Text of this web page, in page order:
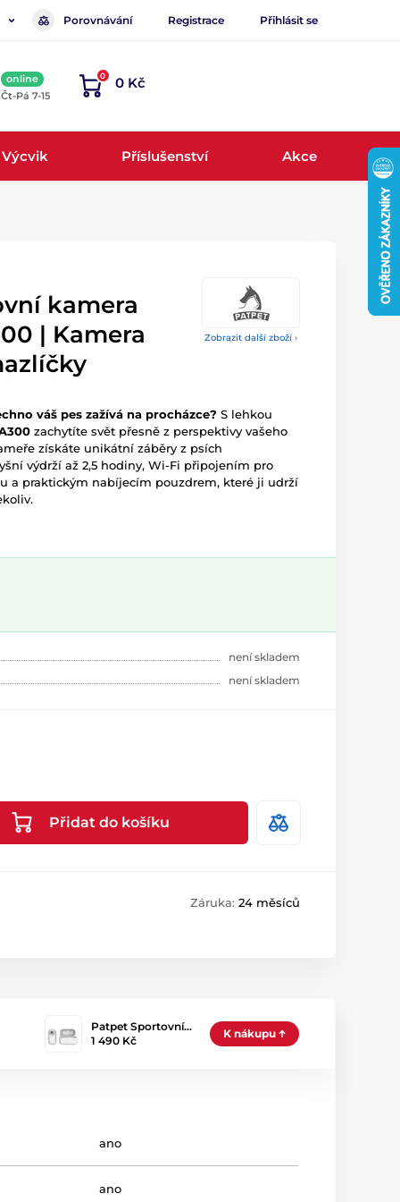
Porovnávání Registrace Přihlásit se
online
Pá 7-15
0 0 Kč
Výcvik Příslušenství Akce
Zobrazit další zboží ›
kamera
| Kamera
váš pes zažívá na procházce? S lehkou
zachytíte svět přesně z perspektivy vašeho
získáte unikátní záběry z psích
výdrží až 2,5 hodiny, Wi-Fi připojením pro
a praktickým nabíjecím pouzdrem, které ji udrží
není skladem
není skladem
Přidat do košíku
Záruka: 24 měsíců
Patpet Sportovní…
1 490 Kč
K nákupu
ano
ano